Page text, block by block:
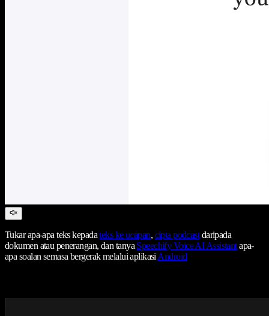
Tukar apa-apa teks kepadateks ke ucapan, cipta podcastdaripada
dokumen atau penerangan, dan tanyaSpeechify Voice AI Assistantapa-
apa soalan semasa bergerak melalui aplikasiAndroid